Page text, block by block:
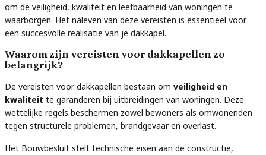
om de veiligheid, kwaliteit en leefbaarheid van woningen te
waarborgen. Het naleven van deze vereisten is essentieel voor
een succesvolle realisatie van je dakkapel.
Waarom zijn vereisten voor dakkapellen zo
belangrijk?
De vereisten voor dakkapellen bestaan om veiligheid en
kwaliteit te garanderen bij uitbreidingen van woningen. Deze
wettelijke regels beschermen zowel bewoners als omwonenden
tegen structurele problemen, brandgevaar en overlast.
Het Bouwbesluit stelt technische eisen aan de constructie,